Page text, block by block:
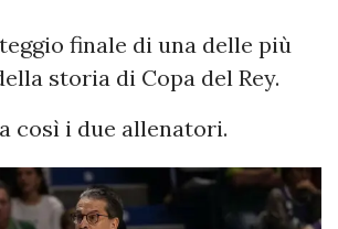
finale di una delle più
storia di Copa del Rey.
così i due allenatori.